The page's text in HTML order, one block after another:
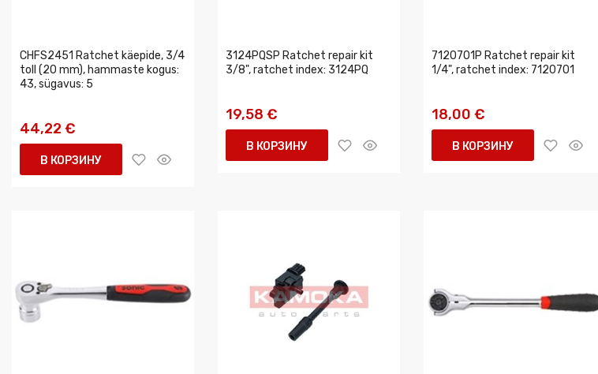
CHFS2451 Ratchet käepide, 3/4
toll (20 mm), hammaste kogus:
43, sügavus: 5
44,22 €
В КОРЗИНУ
3124PQSP Ratchet repair kit
3/8", ratchet index: 3124PQ
19,58 €
В КОРЗИНУ
7120701P Ratchet repair kit
1/4", ratchet index: 7120701
18,00 €
В КОРЗИНУ